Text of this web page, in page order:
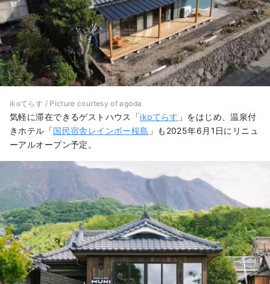
ikoてらす / Picture courtesy of agoda
気軽に滞在できるゲストハウス「ikoてらす 」をはじめ、温泉付
きホテル「国民宿舎レインボー桜島 」も2025年6月1日にリニュ
ーアルオープン予定。